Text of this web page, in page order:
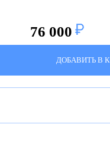
76 000
ДОБАВИТЬ В